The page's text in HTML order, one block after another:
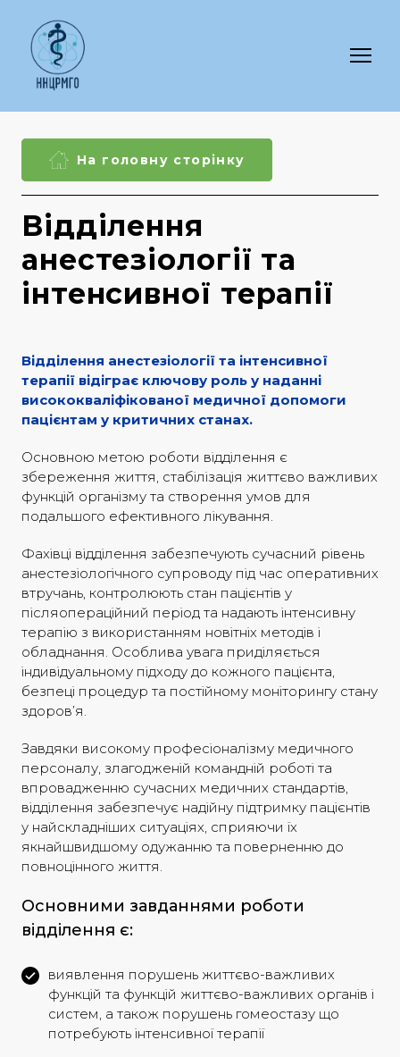
На головну сторінку
Відділення
анестезіології та
інтенсивної терапії
Відділення анестезіології та інтенсивної
терапії відіграє ключову роль у наданні
висококваліфікованої медичної допомоги
пацієнтам у критичних станах.
Основною метою роботи відділення є
збереження життя, стабілізація життєво важливих
функцій організму та створення умов для
подальшого ефективного лікування.
Фахівці відділення забезпечують сучасний рівень
анестезіологічного супроводу під час оперативних
втручань, контролюють стан пацієнтів у
післяопераційний період та надають інтенсивну
терапію з використанням новітніх методів і
обладнання. Особлива увага приділяється
індивідуальному підходу до кожного пацієнта,
безпеці процедур та постійному моніторингу стану
здоров’я.
Завдяки високому професіоналізму медичного
персоналу, злагодженій командній роботі та
впровадженню сучасних медичних стандартів,
відділення забезпечує надійну підтримку пацієнтів
у найскладніших ситуаціях, сприяючи їх
якнайшвидшому одужанню та поверненню до
повноцінного життя.
Основними завданнями роботи
відділення є:
виявлення порушень життєво-важливих
функцій та функцій життєво-важливих органів і
систем, а також порушень гомеостазу що
потребують інтенсивної терапії